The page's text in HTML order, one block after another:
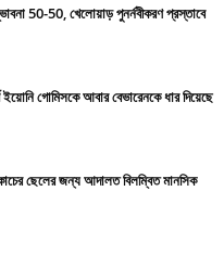
50-50, খেলোয়াড় পুনর্নবীকরণ প্রস্তাবে
ইয়োনি গোমিসকে আবার বেভারেনকে ধার দিয়েছে
ছেলের জন্য আদালত বিলম্বিত মানসিক